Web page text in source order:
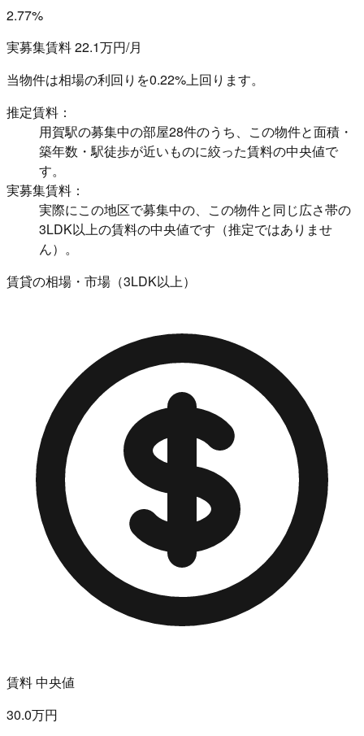
2.77%
実募集賃料 22.1万円/月
当物件は相場の利回りを0.22%上回ります。
推定賃料：
用賀駅の募集中の部屋28件のうち、この物件と面積・
築年数・駅徒歩が近いものに絞った賃料の中央値で
す。
実募集賃料：
実際にこの地区で募集中の、この物件と同じ広さ帯の
3LDK以上の賃料の中央値です（推定ではありませ
ん）。
賃貸の相場・市場（3LDK以上）
賃料 中央値
30.0万円